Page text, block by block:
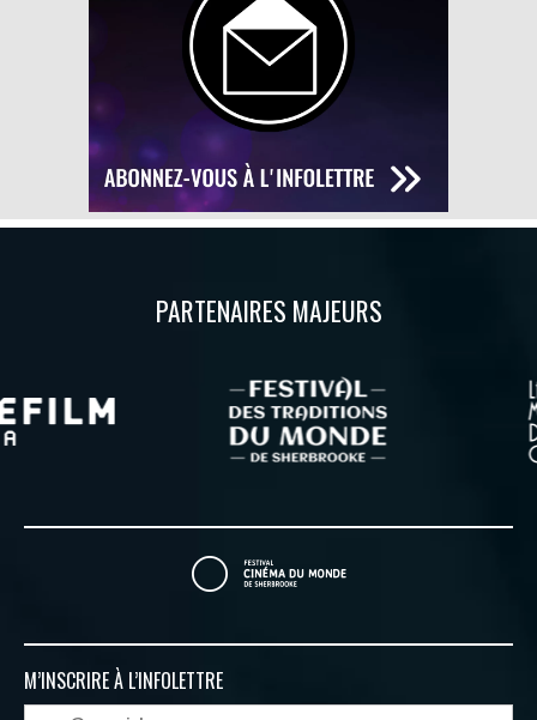
PARTENAIRES MAJEURS
M’INSCRIRE À L’INFOLETTRE